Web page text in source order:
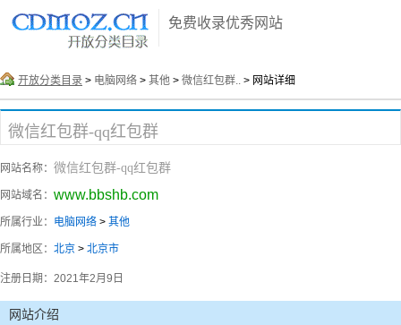
免费收录优秀网站
开放分类目录 > 电脑网络 > 其他 > 微信红包群.. > 网站详细
微信红包群-qq红包群
网站名称： 微信红包群-qq红包群
网站域名： www.bbshb.com
所属行业： 电脑网络 > 其他
所属地区： 北京 > 北京市
注册日期： 2021年2月9日
网站介绍